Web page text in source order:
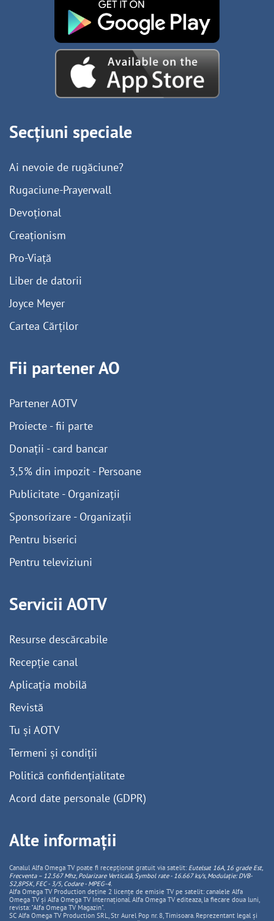
Secțiuni speciale
Ai nevoie de rugăciune?
Rugaciune-Prayerwall
Devoțional
Creaționism
Pro-Viață
Liber de datorii
Joyce Meyer
Cartea Cărților
Fii partener AO
Partener AOTV
Proiecte - fii parte
Donații - card bancar
3,5% din impozit - Persoane
Publicitate - Organizații
Sponsorizare - Organizații
Pentru biserici
Pentru televiziuni
Servicii AOTV
Resurse descărcabile
Recepție canal
Aplicația mobilă
Revistă
Tu și AOTV
Termeni și condiții
Politică confidențialitate
Acord date personale (GDPR)
Alte informații
Canalul Alfa Omega TV poate fi recepționat gratuit via satelit: Eutelsat 16A, 16 grade Est,
Frecventa – 12.567 Mhz, PolarizareVerticală, Symbol rate - 16.667 ks/s, Modulație: DVB-
S2,8PSK, FEC - 3/5, Codare - MPEG-4.
Alfa Omega TV Production deține 2 licențe de emisie TV pe satelit: canalele Alfa
Omega TV și Alfa Omega TV Internațional. Alfa Omega TV editeaza, la fiecare doua luni,
revista: "Alfa Omega TV Magazin".
SC Alfa Omega TV Production SRL, Str Aurel Pop nr. 8, Timisoara. Reprezentant legal și